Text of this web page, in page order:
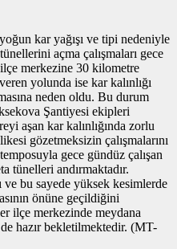
kar yağışı ve tipi nedeniyle
açma çalışmaları gece
merkezine 30 kilometre
yolunda ise kar kalınlığı
neden oldu. Bu durum
Şantiyesi ekipleri
aşan kar kalınlığında zorlu
gözetmeksizin çalışmalarını
gece gündüz çalışan
tünelleri andırmaktadır.
ve bu sayede yüksek kesimlerde
önüne geçildiğini
ilçe merkezinde meydana
hazır bekletilmektedir. (MT-